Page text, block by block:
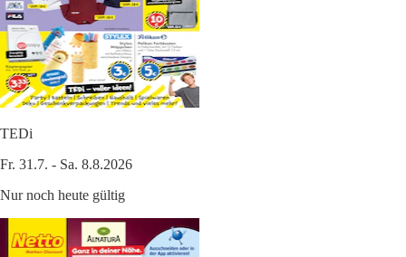
TEDi
Fr. 31.7. - Sa. 8.8.2026
Nur noch heute gültig